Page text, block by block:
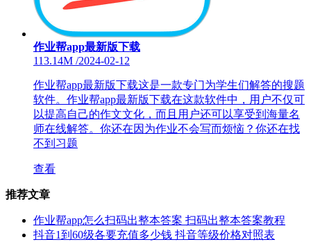
作业帮app最新版下载
113.14M /2024-02-12
作业帮app最新版下载这是一款专门为学生们解答的搜题
软件。作业帮app最新版下载在这款软件中，用户不仅可
以提高自己的作文文化，而且用户还可以享受到海量名
师在线解答。你还在因为作业不会写而烦恼？你还在找
不到习题
查看
推荐文章
作业帮app怎么扫码出整本答案 扫码出整本答案教程
抖音1到60级各要充值多少钱 抖音等级价格对照表